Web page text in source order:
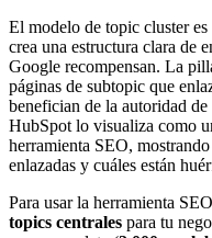
El modelo de topic cluster
crea una estructura clara de
Google recompensan. La
páginas de subtopic que
benefician de la autoridad
HubSpot lo visualiza como
herramienta SEO,
enlazadas y cuáles están
Para usar la herramienta
topics centrales para tu